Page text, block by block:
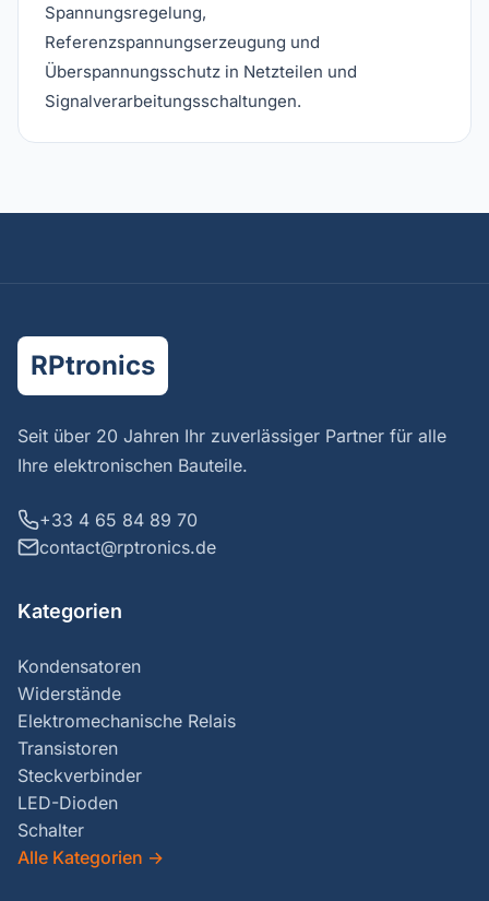
Spannungsregelung,
Referenzspannungserzeugung und
Überspannungsschutz in Netzteilen und
Signalverarbeitungsschaltungen.
RPtronics
Seit über 20 Jahren Ihr zuverlässiger Partner für alle
Ihre elektronischen Bauteile.
+33 4 65 84 89 70
contact@rptronics.de
Kategorien
Kondensatoren
Widerstände
Elektromechanische Relais
Transistoren
Steckverbinder
LED-Dioden
Schalter
Alle Kategorien →